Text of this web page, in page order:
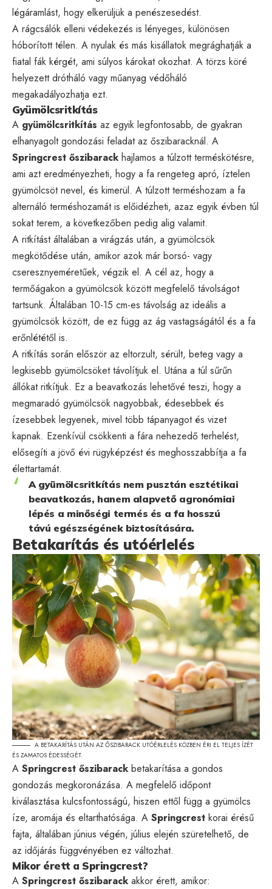
légáramlást, hogy elkerüljük a penészesedést.
A rágcsálók elleni védekezés is lényeges, különösen
hóborított télen. A nyulak és más kisállatok megrághatják a
fiatal fák kérgét, ami súlyos károkat okozhat. A törzs köré
helyezett drótháló vagy műanyag védőháló
megakadályozhatja ezt.
Gyümölcsritkítás
A gyümölcsritkítás az egyik legfontosabb, de gyakran
elhanyagolt gondozási feladat az őszibaracknál. A
Springcrest őszibarack hajlamos a túlzott terméskötésre,
ami azt eredményezheti, hogy a fa rengeteg apró, íztelen
gyümölcsöt nevel, és kimerül. A túlzott terméshozam a fa
alternáló terméshozamát is előidézheti, azaz egyik évben túl
sokat terem, a következőben pedig alig valamit.
A ritkítást általában a virágzás után, a gyümölcsök
megkötődése után, amikor azok már borsó- vagy
cseresznyeméretűek, végzik el. A cél az, hogy a
termőágakon a gyümölcsök között megfelelő távolságot
tartsunk. Általában 10-15 cm-es távolság az ideális a
gyümölcsök között, de ez függ az ág vastagságától és a fa
erőnlététől is.
A ritkítás során először az eltorzult, sérült, beteg vagy a
legkisebb gyümölcsöket távolítjuk el. Utána a túl sűrűn
állókat ritkítjuk. Ez a beavatkozás lehetővé teszi, hogy a
megmaradó gyümölcsök nagyobbak, édesebbek és
ízesebbek legyenek, mivel több tápanyagot és vizet
kapnak. Ezenkívül csökkenti a fára nehezedő terhelést,
elősegíti a jövő évi rügyképzést és meghosszabbítja a fa
élettartamát.
A gyümölcsritkítás nem pusztán esztétikai
beavatkozás, hanem alapvető agronómiai
lépés a minőségi termés és a fa hosszú
távú egészségének biztosítására.
Betakarítás és utóérlelés
A BETAKARÍTÁS UTÁN AZ ŐSZIBARACK UTÓÉRLELÉS KÖZBEN ÉRI EL TELJES ÍZÉT
ÉS ZAMATOS ÉDESSÉGÉT.
A Springcrest őszibarack betakarítása a gondos
gondozás megkoronázása. A megfelelő időpont
kiválasztása kulcsfontosságú, hiszen ettől függ a gyümölcs
íze, aromája és eltarthatósága. A Springcrest korai érésű
fajta, általában június végén, július elején szüretelhető, de
az időjárás függvényében ez változhat.
Mikor érett a Springcrest?
A Springcrest őszibarack akkor érett, amikor: